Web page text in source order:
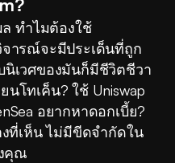
ทำไมต้องใช้
ารณ์จะมีประเด็นที่ถูก
นิเวศของมันก็มีชีวิตชีวา
โทเค็น? ใช้ Uniswap
อยากหาดอกเบี้ย?
งที่เห็น ไม่มีขีดจำกัดใน
คุณ